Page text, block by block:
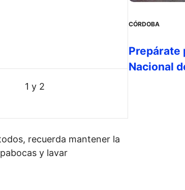
1 y 2
recuerda mantener la
y lavar
CÓRDOBA
Prepárate
Nacional